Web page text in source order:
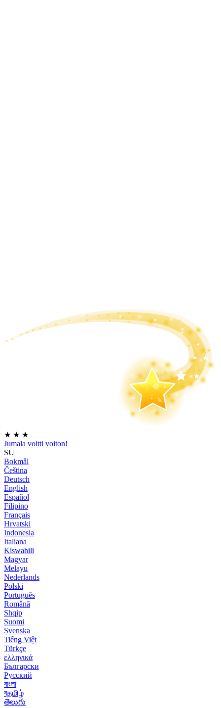
★ ★ ★
Jumala voitti voiton!
SU
Bokmål
Čeština
Deutsch
English
Español
Filipino
Français
Hrvatski
Indonesia
Italiana
Kiswahili
Magyar
Melayu
Nederlands
Polski
Português
Română
Shqip
Suomi
Svenska
Tiếng Việt
Türkçe
ελληνικά
Български
Русский
বাংলা
বதமிழ்
తెలుగు